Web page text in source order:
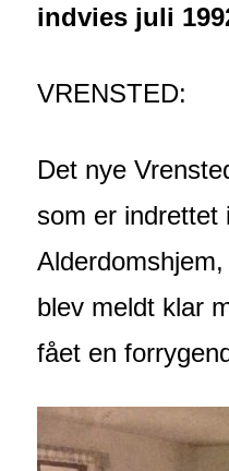
indvies juli
VRENSTED:
Det nye
som er indrettet
blev meldt klar
fået en